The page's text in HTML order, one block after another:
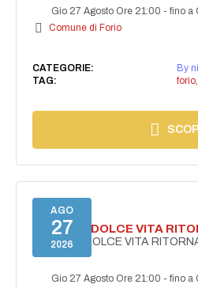
Gio 27 Agosto Ore 21:00 -fino a
Comune di Forio
CATEGORIE:
By
TAG:
forio,
AGO
27
2026
FORIO LA DOLCE VITA
FORIO LA DOLCE VITA
Gio 27 Agosto Ore 21:00 -fino a